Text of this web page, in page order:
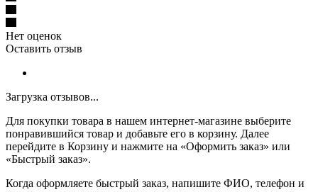
Нет оценок
Оставить отзыв
Загрузка отзывов...
Для покупки товара в нашем интернет-магазине выберите
понравившийся товар и добавьте его в корзину. Далее
перейдите в Корзину и нажмите на «Оформить заказ» или
«Быстрый заказ».
Когда оформляете быстрый заказ, напишите ФИО, телефон и